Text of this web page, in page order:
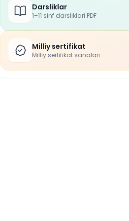
Darsliklar
1–11 sinf darsliklari PDF
Milliy sertifikat
Milliy sertifikat sanalari